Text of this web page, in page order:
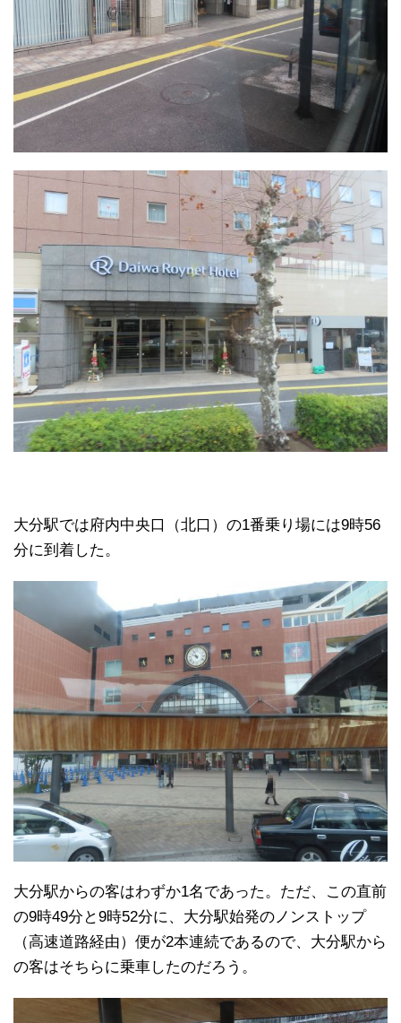
大分駅では府内中央口（北口）の1番乗り場には9時56
分に到着した。
大分駅からの客はわずか1名であった。ただ、この直前
の9時49分と9時52分に、大分駅始発のノンストップ
（高速道路経由）便が2本連続であるので、大分駅から
の客はそちらに乗車したのだろう。